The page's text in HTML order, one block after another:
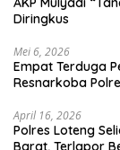
Diringkus
Mei 6, 2026
Empat Terduga
Resnarkoba
April 16, 2026
Polres Loteng
Barat, Terlapor